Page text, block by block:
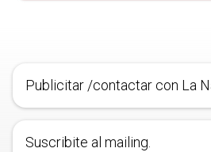
Publicitar /contactar con La
Suscribite al mailing.